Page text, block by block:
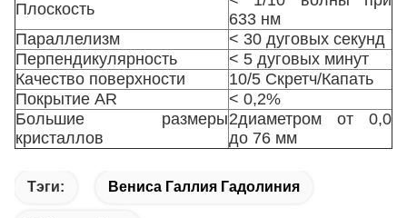
Плоскость
633 нм
Параллелизм
< 30 дуговых секунд
Перпендикулярность
< 5 дуговых минут
Качество поверхности
10/5 Скретч/Капать
Покрытие AR
< 0,2%
Большие размеры
кристаллов
2диаметром от 0,0
до 76 мм
Тэги: Вениса Галлия Гадолиния